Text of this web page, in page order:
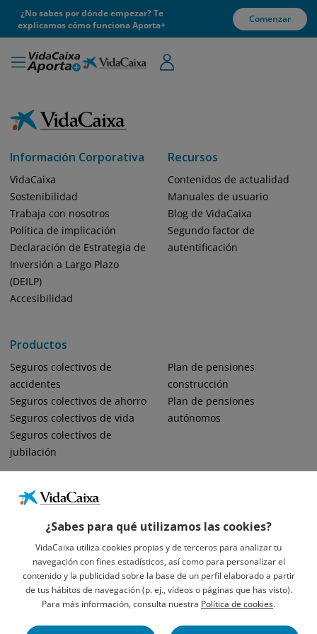
¿Sabes para qué utilizamos las cookies?
VidaCaixa utiliza cookies propias y de terceros para analizar tu
navegación con fines estadísticos, así como para personalizar el
contenido y la publicidad sobre la base de un perfil elaborado a partir
de tus hábitos de navegación (p. ej., vídeos o páginas que has visto).
Para más información, consulta nuestra Política de cookies.
¿No sabes por dónde empezar? Te
explicamos cómo funciona Aporta+
Comenzar
Información Corporativa
VidaCaixa
Sostenibilidad
Trabaja con nosotros
Política de implicación
Declaración de Estrategia de
Inversión a Largo Plazo
(DEILP)
Accesibilidad
Productos
Seguros colectivos de
accidentes
Seguros colectivos de ahorro
Seguros colectivos de vida
Seguros colectivos de
jubilación
Plan de pensiones
construcción
Plan de pensiones
autónomos
Recursos
Contenidos de actualidad
Manuales de usuario
Blog de VidaCaixa
Segundo factor de
autentificación
Informació Legal Sobre VidaCaixa, S.A.
Avís Legal
Privacidad